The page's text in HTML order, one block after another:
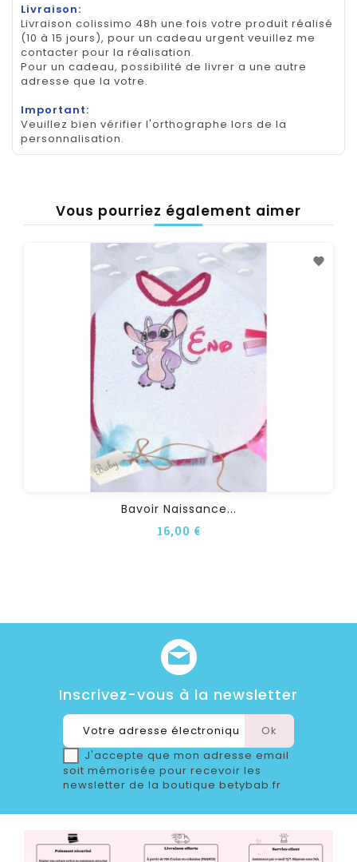
Livraison:
Livraison colissimo 48h une fois votre produit réalisé
(10 à 15 jours), pour un cadeau urgent veuillez me
contacter pour la réalisation.
Pour un cadeau, possibilité de livrer a une autre
adresse que la votre.
Important:
Veuillez bien vérifier l'orthographe lors de la
personnalisation.
Vous pourriez également aimer
Bavoir Naissance...
16,00 €
Inscrivez-vous à la newsletter
J'accepte que mon adresse email
soit mémorisée pour recevoir les
newsletter de la boutique betybab.fr